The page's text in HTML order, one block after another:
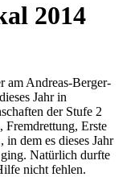
2014
am Andreas-Berger-
Jahr in
der Stufe 2
Fremdrettung, Erste
dem es dieses Jahr
Natürlich durfte
nicht fehlen.